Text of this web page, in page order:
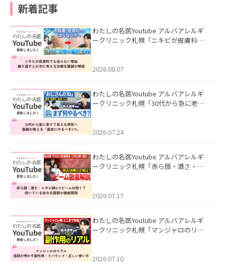
新着記事
わたしの名医Youtube アルバアレルギ
ークリニック札幌「ニキビが皮膚科で
ました。
2026.08.07
わたしの名医Youtube アルバアレルギ
ークリニック札幌「30代から急に老け
た。
2026.07.24
わたしの名医Youtube アルバアレルギ
ークリニック札幌「赤ら顔・酒さ・ニ
した。
2026.07.17
わたしの名医Youtube アルバアレルギ
ークリニック札幌「マンジャロのリア
た。
2026.07.10